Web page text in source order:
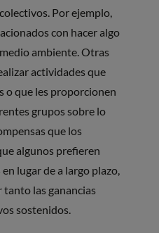
Por ejemplo,
con hacer algo
ambiente. Otras
actividades que
o que les proporcionen
grupos sobre lo
que los
algunos prefieren
lugar de a largo plazo,
las ganancias
sostenidos.